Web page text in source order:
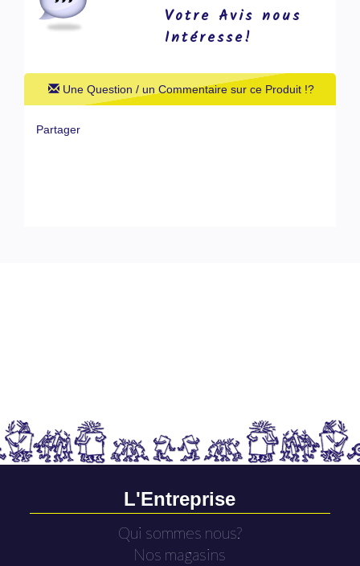
Votre Avis nous
Intéresse!
Une Question / un Commentaire sur ce Produit !?
Partager
L'Entreprise
Qui sommes nous?
Nos magasins